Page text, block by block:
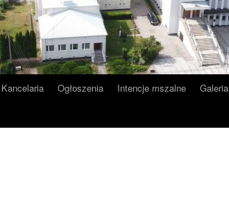
Kancelaria Ogłoszenia Intencje mszalne Galeria